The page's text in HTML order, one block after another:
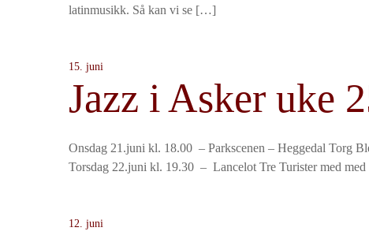
latinmusikk. Så kan vi se […]
15. juni
Jazz i Asker uke
Onsdag 21.juni kl. 18.00 – Parkscenen – Heggedal
Torsdag 22.juni kl. 19.30 – Lancelot Tre Turister med
12. juni